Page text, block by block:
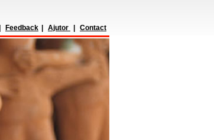
Feedback Ajutor Contact